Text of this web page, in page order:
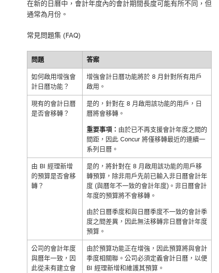
在新的日曆中，會計年度內的會計期間長度可能有所不同，但
通常為月份。
常見問題集 (FAQ)
問題 答案
如何啟用增強會
計日曆功能？
增強會計日曆功能將於 8 月針對所有用戶
啟用。
現有的會計日曆
是否會移轉？
是的，針對在 8 月啟用該功能的用戶，日
曆將會移轉。
重要事項： 由於已不再支援會計年度之間的
間距，因此 Concur 將僅移轉最近的連續一
系列日曆。
由 BI 經理新增
的預算是否會移
轉？
是的，將針對在 8 月啟用該功能的用戶移
轉預算，除非用戶先前已輸入非日曆會計年
度 (與曆年不一致的會計年度)。非日曆會計
年度的預算將不會移轉。
由於日曆季度和與日曆季度不一致的會計季
度之間差異，因此無法移轉非日曆會計年度
預算。
公司的會計年度
與曆年一致，因
此從未有建立會
由於預算功能正在增強，因此預算將與會計
季度相關聯。公司必須定義會計日曆，以便
BI 經理新增和維護其預算。